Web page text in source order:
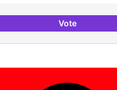
VoteRecerca i re-